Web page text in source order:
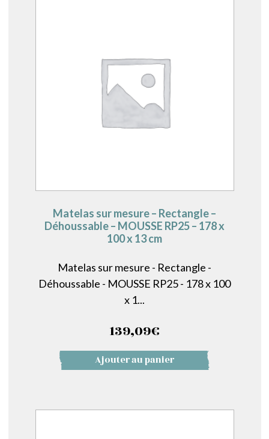
Matelas sur mesure – Rectangle –
Déhoussable – MOUSSE RP25 – 178 x
100 x 13 cm
Matelas sur mesure - Rectangle -
Déhoussable - MOUSSE RP25 - 178 x 100
x 1...
139,09€
Ajouter au panier